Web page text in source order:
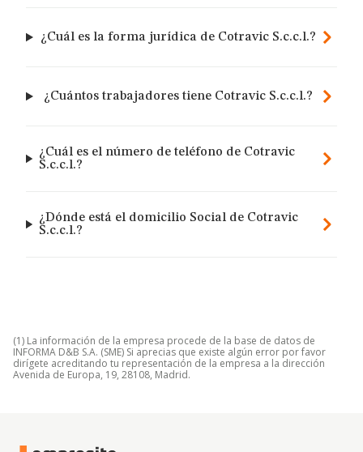
¿Cuál es la forma jurídica de Cotravic S.c.c.l.?
¿Cuántos trabajadores tiene Cotravic S.c.c.l.?
¿Cuál es el número de teléfono de Cotravic
S.c.c.l.?
¿Dónde está el domicilio Social de Cotravic
S.c.c.l.?
(1) La información de la empresa procede de la base de datos de
INFORMA D&B S.A. (SME) Si aprecias que existe algún error por favor
dirígete acreditando tu representación de la empresa a la dirección
Avenida de Europa, 19, 28108, Madrid.